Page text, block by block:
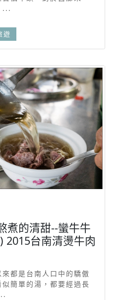
...
遊
煮的清甜--蠻牛牛
2015台南清燙牛肉
都是台南人口中的驕傲
簡單的湯，都要經過長